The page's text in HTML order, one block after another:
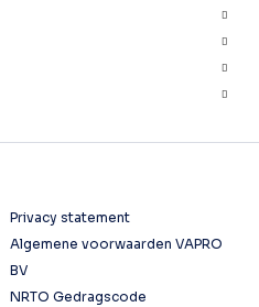
Privacy statement
Algemene voorwaarden VAPRO
BV
NRTO Gedragscode